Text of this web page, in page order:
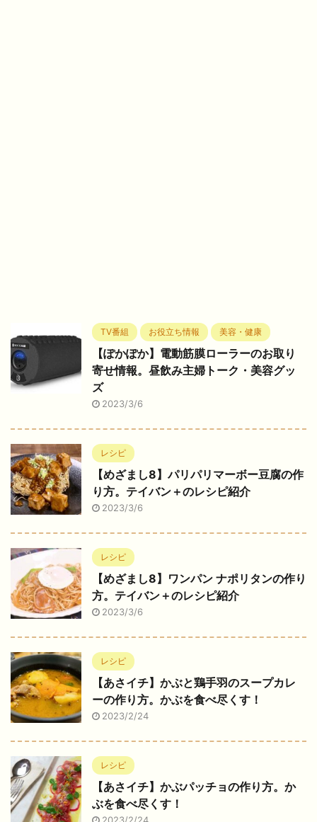
TV番組 お役立ち情報 美容・健康
【ぽかぽか】電動筋膜ローラーのお取り
寄せ情報。昼飲み主婦トーク・美容グッ
ズ
2023/3/6
レシピ
【めざまし8】パリパリマーボー豆腐の作
り方。テイバン＋のレシピ紹介
2023/3/6
レシピ
【めざまし8】ワンパン ナポリタンの作り
方。テイバン＋のレシピ紹介
2023/3/6
レシピ
【あさイチ】かぶと鶏手羽のスープカレ
ーの作り方。かぶを食べ尽くす！
2023/2/24
レシピ
【あさイチ】かぶパッチョの作り方。か
ぶを食べ尽くす！